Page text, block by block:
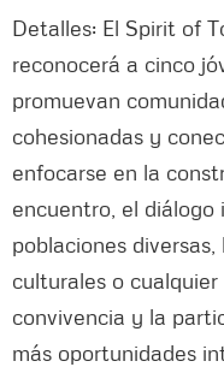
Detalles: El Spirit of
reconocerá a cinco
promuevan
cohesionadas y
enfocarse en la
encuentro, el
poblaciones
culturales o
convivencia y la
más oportunidades